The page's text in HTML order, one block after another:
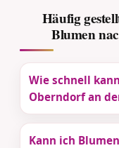
Häufig
Blumen
Wie schnell
Oberndorf an
Kann ich